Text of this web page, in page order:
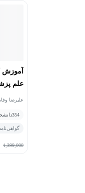
آموزش
علم
علیرضا
354
1,399,000